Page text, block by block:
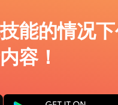
能的情况
容！